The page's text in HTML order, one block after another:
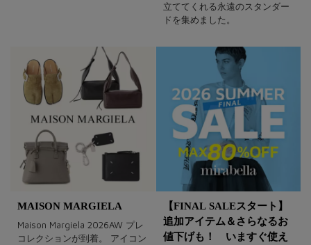
立ててくれる永遠のスタンダー
ドを集めました。
MAISON MARGIELA
Maison Margiela 2026AW プレ
コレクションが到着。 アイコン
【FINAL SALEスタート】
追加アイテム＆さらなるお
値下げも！ いますぐ使え